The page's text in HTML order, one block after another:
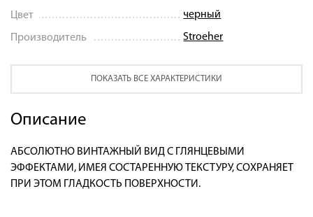
Цвет черный
Производитель Stroeher
ПОКАЗАТЬ ВСЕ ХАРАКТЕРИСТИКИ
Описание
АБСОЛЮТНО ВИНТАЖНЫЙ ВИД С ГЛЯНЦЕВЫМИ
ЭФФЕКТАМИ, ИМЕЯ СОСТАРЕННУЮ ТЕКСТУРУ, СОХРАНЯЕТ
ПРИ ЭТОМ ГЛАДКОСТЬ ПОВЕРХНОСТИ.